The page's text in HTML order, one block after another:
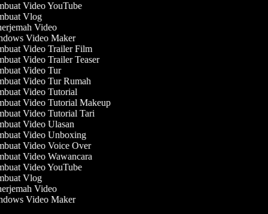
Video YouTube
Vlog
Video
Video Maker
Video Trailer Film
Video Trailer Teaser
Video Tur
Video Tur Rumah
Video Tutorial
Video Tutorial Makeup
Video Tutorial Tari
Video Ulasan
Video Unboxing
Video Voice Over
Video Wawancara
Video YouTube
Vlog
Video
Video Maker